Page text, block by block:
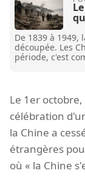
De 1839 à 1949,
découpée. Les
période, c'est
Le 1er
célébration
la Chine a
étrangères
où « la Chine